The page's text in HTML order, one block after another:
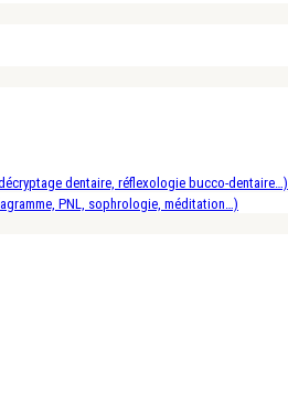
dentaire, réflexologie bucco-dentaire…)
PNL, sophrologie, méditation…)